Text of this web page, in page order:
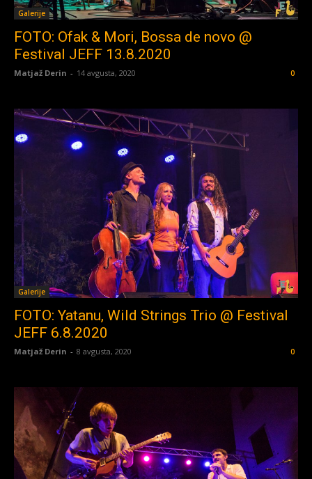
Galerije
FOTO: Ofak & Mori, Bossa de novo @
Festival JEFF 13.8.2020
Matjaž Derin - 14 avgusta, 2020 0
Galerije
FOTO: Yatanu, Wild Strings Trio @ Festival
JEFF 6.8.2020
Matjaž Derin - 8 avgusta, 2020 0